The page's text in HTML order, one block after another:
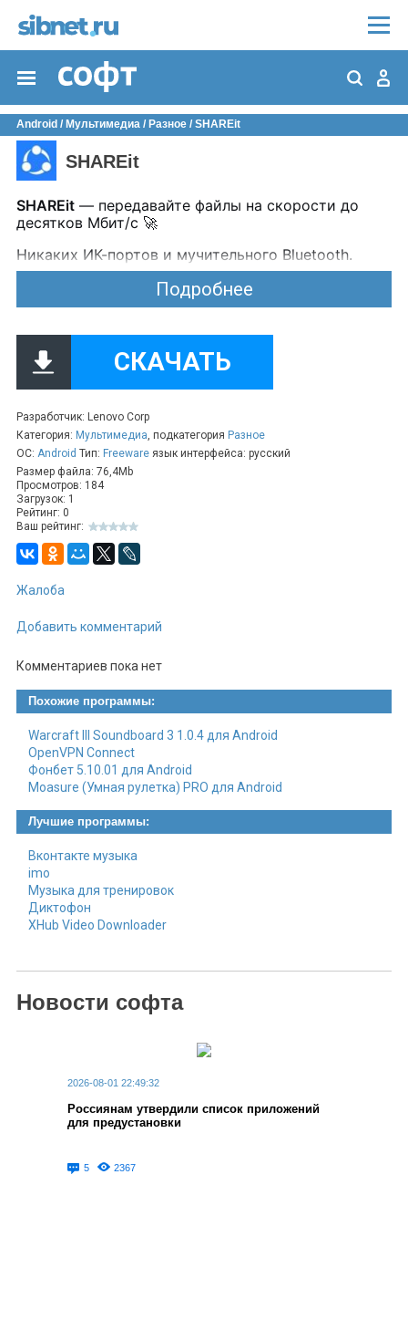
Android / Мультимедиа / Разное / SHAREit
SHAREit
SHAREit — передавайте файлы на скорости до
десятков Мбит/с 🚀
Никаких ИК-портов и мучительного Bluetooth.
Приложение создаёт Wi-Fi точку доступа — и
файлы летят между Android-устройствами с
космической скоростью.
Что важно:
📱 Работает между несколькими устройствами
💸 Бесплатно
📁 Любые типы и размеры файлов
🔗 Стабильное соединение
🎨 Простой интерфейс
Раньше SHAREit была частью прошивки MIUI от
Xiaomi, а теперь доступна всем. Качайте и
делитесь моментально!
Подробнее
СКАЧАТЬ
Разработчик: Lenovo Corp
Категория: Мультимедиа, подкатегория Разное
ОС: Android Тип: Freeware язык интерфейса: русский
Размер файла: 76,4Mb
Просмотров: 184
Загрузок: 1
Рейтинг: 0
Ваш рейтинг:
Жалоба
Добавить комментарий
Комментариев пока нет
Похожие программы:
Warcraft III Soundboard 3 1.0.4 для Android
OpenVPN Connect
Фонбет 5.10.01 для Android
Moasure (Умная рулетка) PRO для Android
Лучшие программы:
Вконтакте музыка
imo
Музыка для тренировок
Диктофон
XHub Video Downloader
Новости софта
2026-08-01 22:49:32
Россиянам утвердили список приложений
для предустановки
5 2367